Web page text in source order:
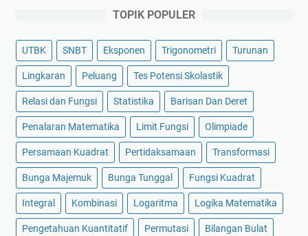
TOPIK POPULER
UTBK SNBT Eksponen Trigonometri Turunan
Lingkaran Peluang Tes Potensi Skolastik
Relasi dan Fungsi Statistika Barisan Dan Deret
Penalaran Matematika Limit Fungsi Olimpiade
Persamaan Kuadrat Pertidaksamaan Transformasi
Bunga Majemuk Bunga Tunggal Fungsi Kuadrat
Integral Kombinasi Logaritma Logika Matematika
Pengetahuan Kuantitatif Permutasi Bilangan Bulat